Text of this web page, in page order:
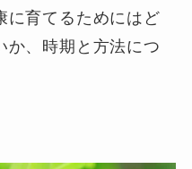
に育てるためにはど
か、時期と方法につ